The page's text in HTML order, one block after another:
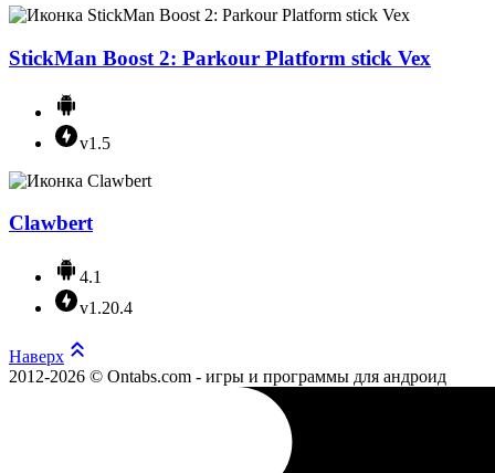
StickMan Boost 2: Parkour Platform stick Vex
v1.5
Clawbert
4.1
v1.20.4
Наверх
2012-2026 © Ontabs.com - игры и программы для андроид